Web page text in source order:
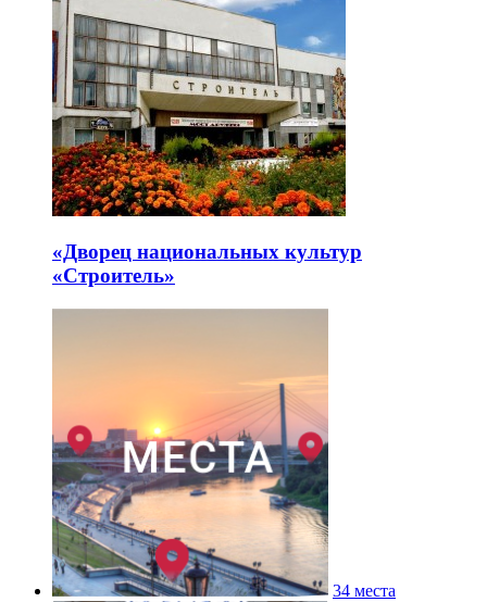
«Дворец национальных культур
«Строитель»
34 места